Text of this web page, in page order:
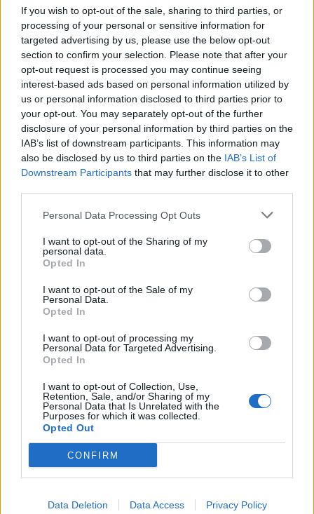
If you wish to opt-out of the sale, sharing to third parties, or
processing of your personal or sensitive information for
targeted advertising by us, please use the below opt-out
section to confirm your selection. Please note that after your
opt-out request is processed you may continue seeing
interest-based ads based on personal information utilized by
us or personal information disclosed to third parties prior to
your opt-out. You may separately opt-out of the further
disclosure of your personal information by third parties on the
IAB’s list of downstream participants. This information may
also be disclosed by us to third parties on the IAB’s List of
Downstream Participants that may further disclose it to other
Personal Data Processing Opt Outs
I want to opt-out of the Sharing of my
personal data.
Opted In
I want to opt-out of the Sale of my
Personal Data.
Opted In
I want to opt-out of processing my
Personal Data for Targeted Advertising.
Opted In
I want to opt-out of Collection, Use,
Retention, Sale, and/or Sharing of my
Personal Data that Is Unrelated with the
Purposes for which it was collected.
Opted Out
CONFIRM
Data Deletion Data Access Privacy Policy
συμβάσεις απασχολούνται αδιάλειπτα
πάνω από εικοσαετία, καλύπτοντας
πάγιες και διαρκείς ανάγκες, να
ενταχθούν σε ένα σταθερό καθεστώς
ασφαλούς εργασίας, με την
μετατροπή των συμβάσεών τους σε
αορίστου χρόνου, διαφορετικά
· Να προχωρήσουν σε προκήρυξη
μόνιμων θέσεων μέσω ΑΣΕΠ σε
Δημόσιες Υπηρεσίες – Τοπική
Αυτοδιοίκηση, δίνοντας ειδική
αυξημένη μοριοδότηση σε αυτά τα
ΑΜΕΑ - όπως ήδη έχει ήδη γίνει για
άλλους κλάδους συμβασιούχων
εργαζομένων στο Δημόσιο –
δεδομένης της εμπειρίας και της
εξοικείωσης αυτών των
απασχολούμενων με το αντικείμενο
και τις ιδιαίτερες απαιτήσεις αυτών
των Υπηρεσιών.